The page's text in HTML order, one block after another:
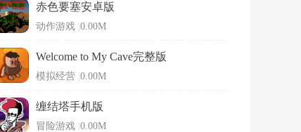
赤色要塞安卓版
动作游戏 0.00M
Welcome to My Cave完整版
模拟经营 0.00M
缠结塔手机版
冒险游戏 0.00M